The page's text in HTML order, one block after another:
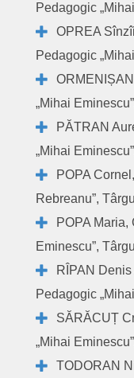
Pedagogic
OPREA
Pedagogic
„Mihai
PĂTRAN
„Mihai
POPA
Rebreanu”,
POPA
Eminescu”,
RÎPAN
Pedagogic
SĂRĂCUȚ
„Mihai
TODORAN